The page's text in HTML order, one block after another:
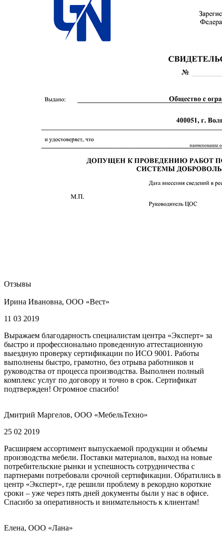
Отзывы
Ирина Ивановна, ООО «Вест»
11 03 2019
Выражаем благодарность специалистам центра «Эксперт» за
быстро и профессионально проведенную аттестационную
выездную проверку сертификации по ИСО 9001. Работы
выполнены быстро, грамотно, без отрыва работников и
руководства от процесса производства. Выполнен полный
комплекс услуг по договору и точно в срок. Сертификат
подтвержден! Огромное спасибо!
Дмитрий Маргелов, ООО «МебельТехно»
25 02 2019
Расширяем ассортимент выпускаемой продукции и объемы
производства мебели. Поставки материалов, выход на новые
потребительские рынки и успешность сотрудничества с
партнерами потребовали срочной сертификации. Обратились в
центр «Эксперт», где решили проблему в рекордно короткие
сроки – уже через пять дней документы были у нас в офисе.
Спасибо за оперативность и внимательность к клиентам!
Елена, ООО «Лана»